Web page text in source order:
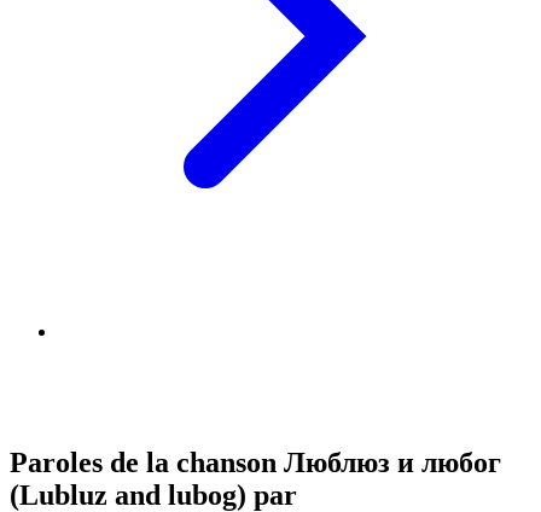
Paroles de la chanson Люблюз и любог
(Lubluz and lubog) par